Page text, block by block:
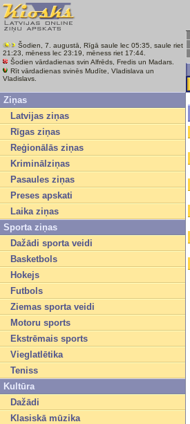
Šodien, 7. augustā, Rīgā saule lec 05:35, saule riet
21:23, mēness lec 23:19, mēness riet 17:44.
Šodien vārdadienas svin Alfrēds, Fredis un Madars.
Rīt vārdadienas svinēs Mudīte, Vladislava un
Vladislavs.
Ziņas
Latvijas ziņas
Rīgas ziņas
Reģionālās ziņas
Kriminālziņas
Pasaules ziņas
Preses apskati
Laika ziņas
Sporta ziņas
Dažādi sporta veidi
Basketbols
Hokejs
Futbols
Ziemas sporta veidi
Motoru sports
Ekstrēmais sports
Vieglatlētika
Teniss
Kultūra
Dažādi
Klasiskā mūzika